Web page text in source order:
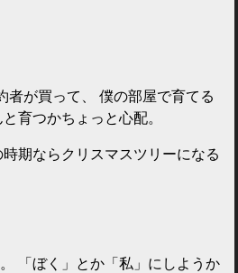
者が買って、 僕の部屋で育てる
育つかちょっと心配。
期ならクリスマスツリーになる
「ぼく」とか「私」にしようか